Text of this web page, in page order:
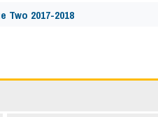
Two 2017-2018